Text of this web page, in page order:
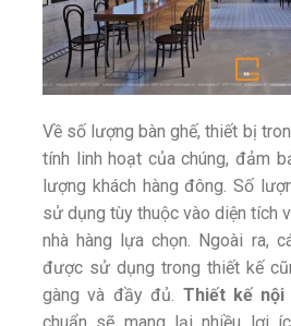
Về số lượng bàn ghế, thiết bị
tính linh hoạt của chúng, đảm
lượng khách hàng đông. Số
sử dụng tùy thuộc vào diện tích
nhà hàng lựa chọn. Ngoài ra,
được sử dụng trong thiết kế
gàng và đầy đủ. Thiết kế nội